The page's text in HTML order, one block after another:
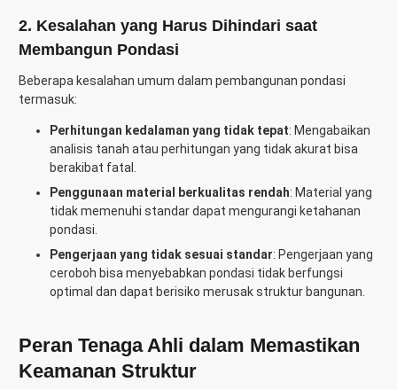
2. Kesalahan yang Harus Dihindari saat
Membangun Pondasi
Beberapa kesalahan umum dalam pembangunan pondasi
termasuk:
Perhitungan kedalaman yang tidak tepat: Mengabaikan
analisis tanah atau perhitungan yang tidak akurat bisa
berakibat fatal.
Penggunaan material berkualitas rendah: Material yang
tidak memenuhi standar dapat mengurangi ketahanan
pondasi.
Pengerjaan yang tidak sesuai standar: Pengerjaan yang
ceroboh bisa menyebabkan pondasi tidak berfungsi
optimal dan dapat berisiko merusak struktur bangunan.
Peran Tenaga Ahli dalam Memastikan
Keamanan Struktur